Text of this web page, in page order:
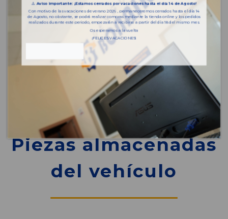
Piezas almacenadas
del vehículo
⚠️Aviso importante: ¡Estamos cerrados por vacaciones hasta el día 14 de Agosto!
Con motivo de las vacaciones de verano 2026 , permaneceremos cerrados hasta el día 14
de Agosto, no obstante, se podrá realizar compras mediante la tienda online y los pedidos
realizados durante este periodo, empezarán a recibirse a partir del día 18 del mismo mes.
Os esperamos a la vuelta
¡FELICES VACACIONES!